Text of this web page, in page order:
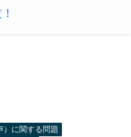
）に関する問題